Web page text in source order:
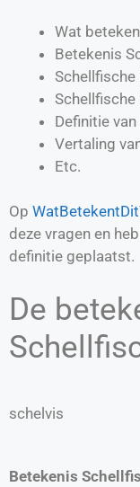
Wat
Betekenis
Schellfische
Definitie van
Vertaling
Etc.
Op
deze vragen en
definitie geplaatst.
De
schelvis
Betekenis